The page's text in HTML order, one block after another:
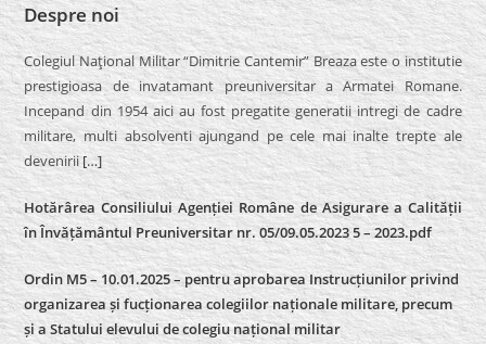
Despre noi
Colegiul Naţional Militar “Dimitrie Cantemir” Breaza este o institutie
prestigioasa de invatamant preuniversitar a Armatei Romane.
Incepand din 1954 aici au fost pregatite generatii intregi de cadre
militare, multi absolventi ajungand pe cele mai inalte trepte ale
devenirii[…]
Hotărârea Consiliului Agenției Române de Asigurare a Calității
în Învățământul Preuniversitar nr. 05/09.05.2023 5 – 2023.pdf
Ordin M5 – 10.01.2025 – pentru aprobarea Instrucțiunilor privind
organizarea și fucționarea colegiilor naționale militare, precum
și a Statului elevului de colegiu național militar